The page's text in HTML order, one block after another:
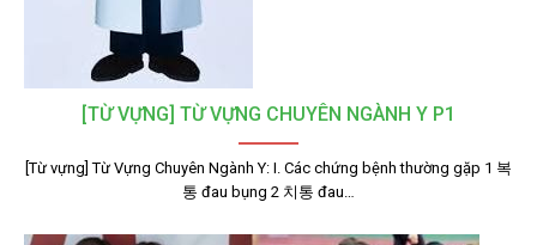
[TỪ VỰNG] TỪ VỰNG CHUYÊN NGÀNH Y P1
[Từ vựng] Từ Vựng Chuyên Ngành Y: I. Các chứng bệnh thường gặp 1 복
통 đau bụng 2 치통 đau…